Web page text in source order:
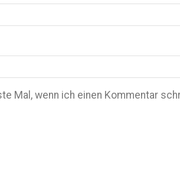
Mal, wenn ich einen Kommentar